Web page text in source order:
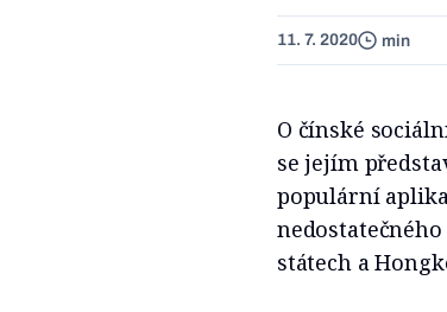
11. 7. 2020 min
O čínské
se jejím
populární
státech a